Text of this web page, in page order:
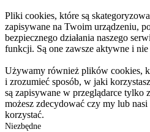
Pliki cookies, które są
zapisywane na Twoim urządzeniu,
bezpiecznego działania naszego
funkcji. Są one zawsze aktywne i
Używamy również plików cookies,
i zrozumieć sposób, w jaki
są zapisywane w przeglądarce tylko
możesz zdecydować czy my lub
korzystać.
Niezbędne